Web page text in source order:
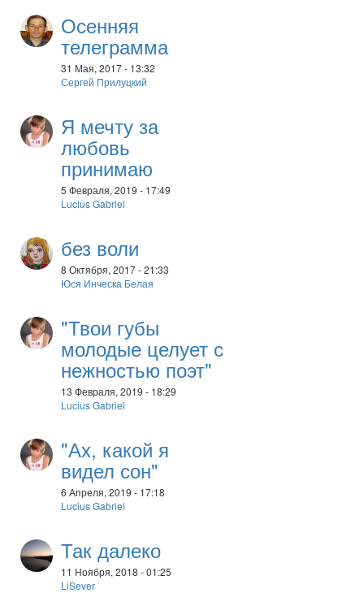
Осенняя
телеграмма
31 Мая, 2017 - 13:32
Сергей Прилуцкий
Я мечту за
любовь
принимаю
5 Февраля, 2019 - 17:49
Lucius Gabriel
без воли
8 Октября, 2017 - 21:33
Юся Инческа Белая
"Твои губы
молодые целует с
нежностью поэт"
13 Февраля, 2019 - 18:29
Lucius Gabriel
"Ах, какой я
видел сон"
6 Апреля, 2019 - 17:18
Lucius Gabriel
Так далеко
11 Ноября, 2018 - 01:25
LiSever